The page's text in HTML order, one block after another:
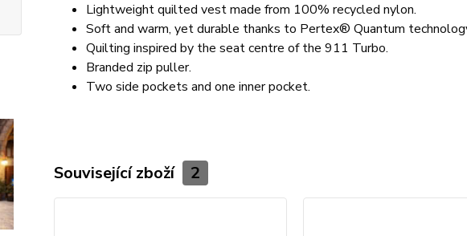
Lightweight quilted vest made from 100% recycled nylon.
Soft and warm, yet durable thanks to Pertex® Quantum
Quilting inspired by the seat centre of the 911 Turbo.
Branded zip puller.
Two side pockets and one inner pocket.
Související zboží 2